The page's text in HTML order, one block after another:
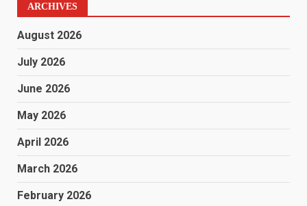
ARCHIVES
August 2026
July 2026
June 2026
May 2026
April 2026
March 2026
February 2026